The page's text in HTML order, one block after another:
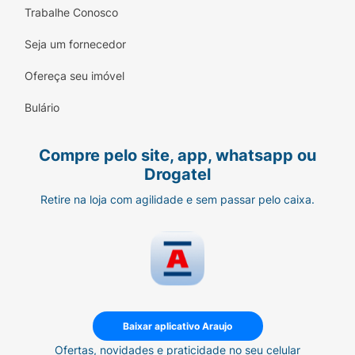
completo para auxiliar no crescimento infantil.
contribui para o seu filho, sem adição de
- Fonte de fibras prebióticas: Auxiliam na
imunidade e no funcionamento intestinal. 8, 9
somente utensílios limpos e secos.
2 - Para preparar 200 mL do produto,
Trabalhe Conosco
Seja um fornecedor
Ofereça seu imóvel
Bulário
Compre pelo site, app, whatsapp ou
Drogatel
Retire na loja com agilidade e sem passar pelo caixa.
Baixar aplicativo Araujo
Ofertas, novidades e praticidade no seu celular